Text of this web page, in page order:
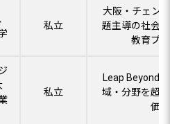
私立
大阪・チェン
題主導の社会
教育プ
私立
Leap Beyond
域・分野を超
価